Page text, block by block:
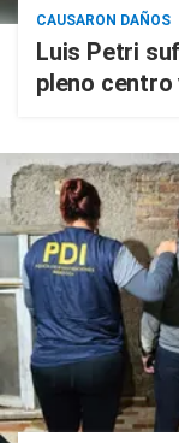
CAUSARON DAÑOS
Luis Petri
pleno centro